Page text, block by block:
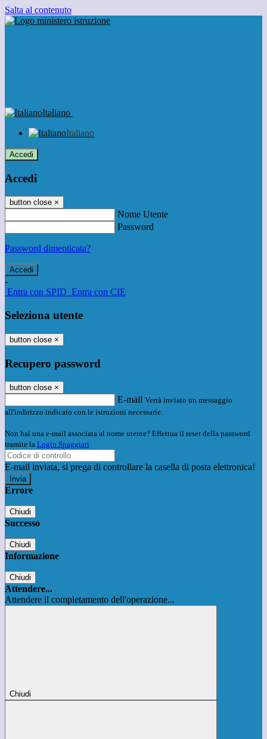
Salta al contenuto
Italiano
Italiano
Accedi
Accedi
button close ×
Nome Utente
Password
Password dimenticata?
-
Entra con SPID Entra con CIE
Seleziona utente
button close ×
Recupero password
button close ×
E-mail Verrà inviato un messaggio
all'indirizzo indicato con le istruzioni necessarie.
Non hai una e-mail associata al nome utente? Effettua il reset della password
tramite la Login Spaggiari
E-mail inviata, si prega di controllare la casella di posta elettronica!
Errore
Chiudi
Successo
Chiudi
Informazione
Chiudi
Attendere...
Attendere il completamento dell'operazione...
Chiudi